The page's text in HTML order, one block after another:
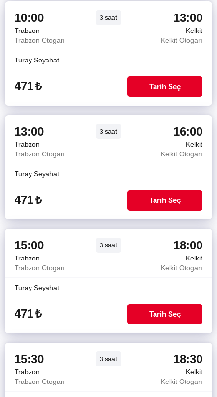
10:00 3 saat 13:00
Trabzon
Kelkit
Trabzon Otogarı
Kelkit Otogarı
Turay Seyahat
471₺ Tarih Seç
13:00 3 saat 16:00
Trabzon
Kelkit
Trabzon Otogarı
Kelkit Otogarı
Turay Seyahat
471₺ Tarih Seç
15:00 3 saat 18:00
Trabzon
Kelkit
Trabzon Otogarı
Kelkit Otogarı
Turay Seyahat
471₺ Tarih Seç
15:30 3 saat 18:30
Trabzon
Kelkit
Trabzon Otogarı
Kelkit Otogarı